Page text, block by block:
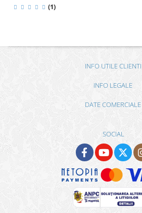
(1)
INFO UTILE CLIENTI
INFO LEGALE
DATE COMERCIALE
SOCIAL